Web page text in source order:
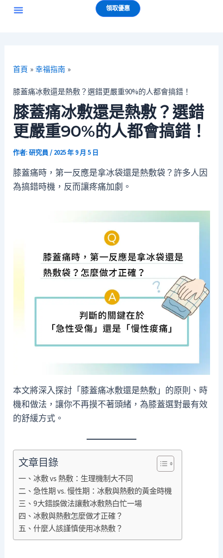
選
領取優惠
首頁 幸福指南
膝蓋痛冰敷還是熱敷？選錯更嚴重90%的人都會搞錯！
膝蓋痛冰敷還是熱敷？選錯
更嚴重90%的人都會搞錯！
作者:研究員/ 2025 年 9 月 5 日
膝蓋痛時，第一反應是拿冰袋還是熱敷袋？許多人因
為搞錯時機，反而讓疼痛加劇。
本文將深入探討「膝蓋痛冰敷還是熱敷」的原則、時
機和做法，讓你不再摸不著頭緒，為膝蓋選對最有效
的舒緩方式。
文章目錄
一、冰敷 vs 熱敷：生理機制大不同
二、急性期 vs. 慢性期：冰敷與熱敷的黃金時機
三、9大錯誤做法讓敷冰敷熱白忙一場
四、冰敷與熱敷怎麼做才正確？
五、什麼人該謹慎使用冰熱敷？
Post